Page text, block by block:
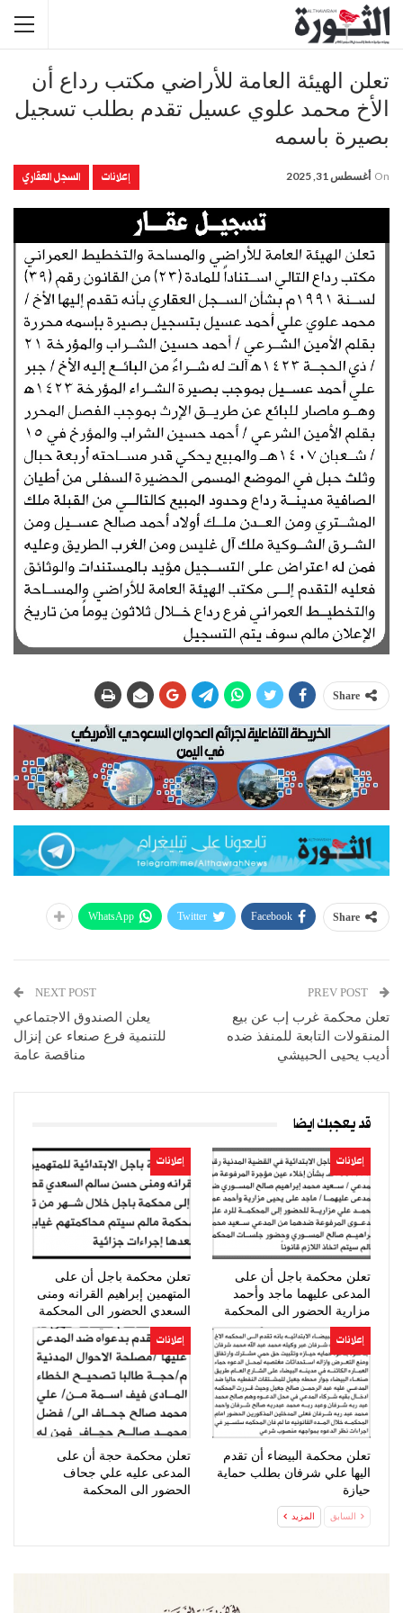
تعلن الهيئة العامة للأراضي مكتب رداع أن
الأخ محمد علوي عسيل تقدم بطلب تسجيل
بصيرة باسمه
إعلانات السجل العقاري On أغسطس 31, 2025
Share
Share
Facebook
Twitter
WhatsApp
تعلن محكمة غرب إب عن بيع
المنقولات التابعة للمنفذ ضده
أديب يحيى الحبيشي
NEXT POST
يعلن الصندوق الاجتماعي
للتنمية فرع صنعاء عن إنزال
مناقصة عامة
قد يعجبك ايضا
إعلانات
تعلن محكمة باجل أن على
المدعى عليهما ماجد وأحمد
مزارية الحضور الى المحكمة
إعلانات
تعلن محكمة باجل أن على
المتهمين إبراهيم القرانه ومنى
السعدي الحضور الى المحكمة
إعلانات
تعلن محكمة البيضاء أن تقدم
اليها علي شرفان بطلب حماية
حيازة
إعلانات
تعلن محكمة حجة أن على
المدعى عليه علي جحاف
الحضور الى المحكمة
السابق المزيد